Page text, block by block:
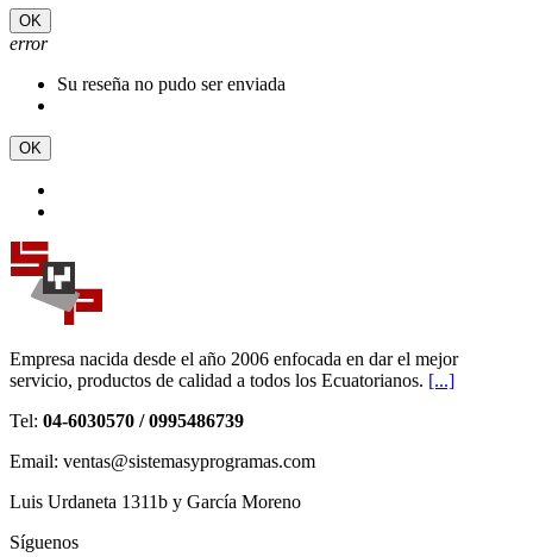
OK
error
Su reseña no pudo ser enviada
OK
Empresa nacida desde el año 2006 enfocada en dar el mejor
servicio, productos de calidad a todos los Ecuatorianos. [...]
Tel: 04-6030570 / 0995486739
Email: ventas@sistemasyprogramas.com
Luis Urdaneta 1311b y García Moreno
Síguenos